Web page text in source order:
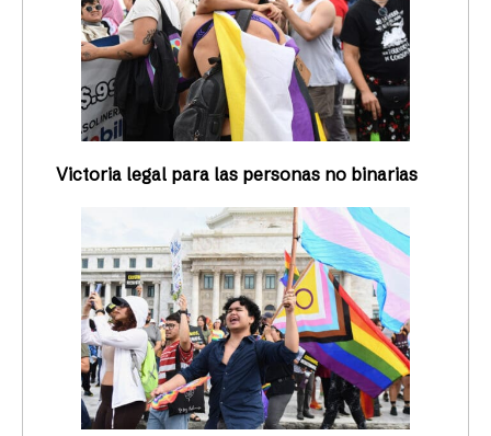
Victoria legal para las personas no binarias